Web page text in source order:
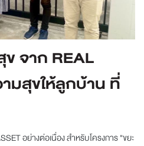
จาก REAL
มสุขให้ลูกบ้าน ที่
อย่างต่อเนื่อง สำหรับโครงการ "ขยะ